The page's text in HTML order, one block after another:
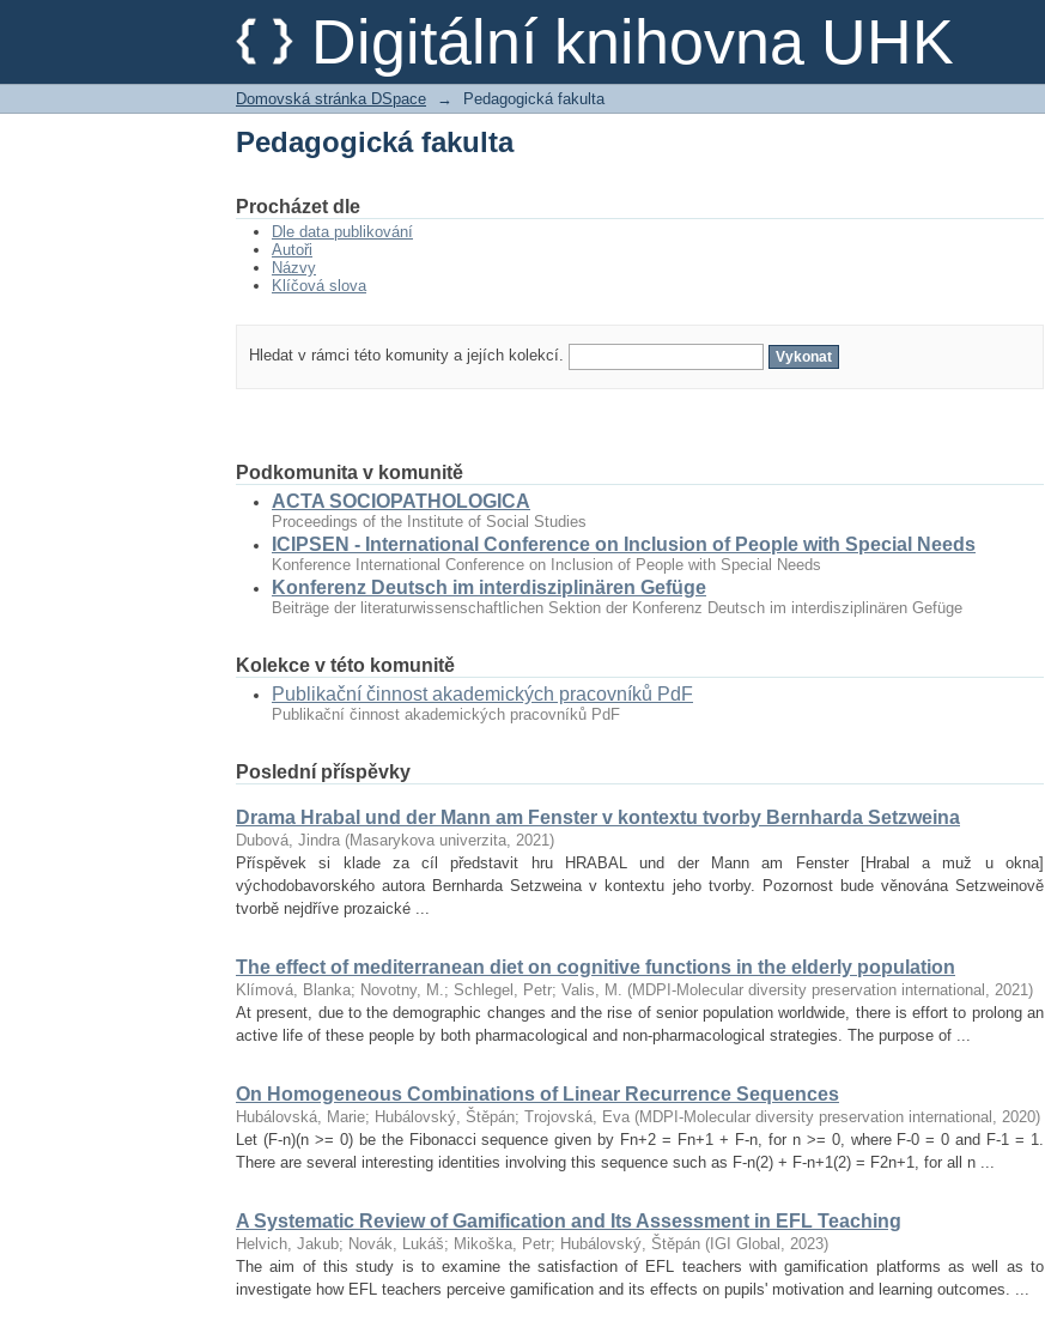
Digitální knihovna UHK
Pedagogická fakulta
Domovská stránka DSpace → Pedagogická fakulta
Pedagogická fakulta
Procházet dle
Dle data publikování
Autoři
Názvy
Klíčová slova
Hledat v rámci této komunity a jejích kolekcí.
Podkomunita v komunitě
ACTA SOCIOPATHOLOGICA
Proceedings of the Institute of Social Studies
ICIPSEN - International Conference on Inclusion of People with Special Needs
Konference International Conference on Inclusion of People with Special Needs
Konferenz Deutsch im interdisziplinären Gefüge
Beiträge der literaturwissenschaftlichen Sektion der Konferenz Deutsch im interdisziplinären Gefüge
Kolekce v této komunitě
Publikační činnost akademických pracovníků PdF
Publikační činnost akademických pracovníků PdF
Poslední příspěvky
Drama Hrabal und der Mann am Fenster v kontextu tvorby Bernharda Setzweina
Dubová, Jindra (Masarykova univerzita, 2021)
Příspěvek si klade za cíl představit hru HRABAL und der Mann am Fenster [Hrabal a muž u okna]
východobavorského autora Bernharda Setzweina v kontextu jeho tvorby. Pozornost bude věnována Setzweinově
tvorbě nejdříve prozaické ...
The effect of mediterranean diet on cognitive functions in the elderly population
Klímová, Blanka; Novotny, M.; Schlegel, Petr; Valis, M. (MDPI-Molecular diversity preservation international , 2021)
At present, due to the demographic changes and the rise of senior population worldwide, there is effort to prolong an
active life of these people by both pharmacological and non‐pharmacological strategies. The purpose of ...
On Homogeneous Combinations of Linear Recurrence Sequences
Hubálovská, Marie; Hubálovský, Štěpán; Trojovská, Eva (MDPI-Molecular diversity preservation international , 2020)
Let (F-n)(n >= 0) be the Fibonacci sequence given by Fn+2 = Fn+1 + F-n, for n >= 0, where F-0 = 0 and F-1 = 1.
There are several interesting identities involving this sequence such as F-n(2) + F-n+1(2) = F2n+1, for all n ...
A Systematic Review of Gamification and Its Assessment in EFL Teaching
Helvich, Jakub; Novák, Lukáš; Mikoška, Petr; Hubálovský, Štěpán ( IGI Global , 2023)
The aim of this study is to examine the satisfaction of EFL teachers with gamification platforms as well as to
investigate how EFL teachers perceive gamification and its effects on pupils' motivation and learning outcomes. ...